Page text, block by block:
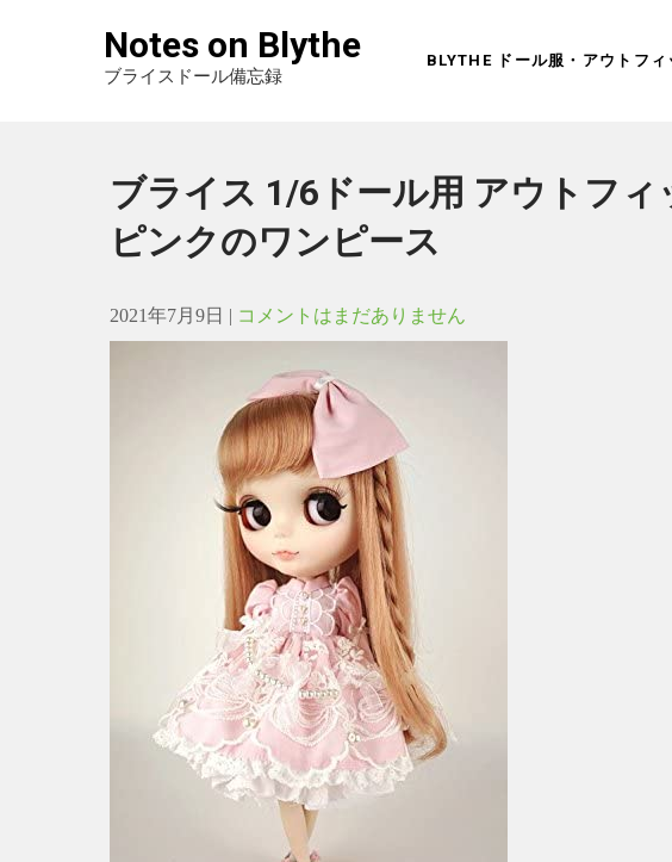
Notes on Blythe
ブライスドール備忘録
BLYTHE ドール服・アウトフィ
ブライス 1/6ドール用 アウトフィ
ピンクのワンピース
2021年7月9日 | コメントはまだありません